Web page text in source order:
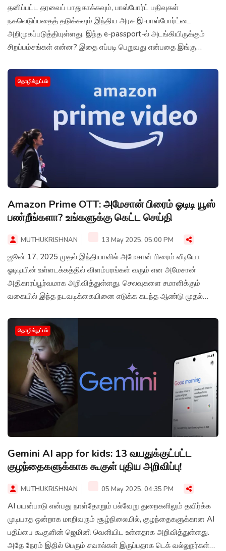
தனிப்பட்ட தரவைப் பாதுகாக்கவும், பாஸ்போர்ட் பதிவுகள்
நகலெடுப்பதைத் தடுக்கவும் இந்திய அரசு இ-பாஸ்போர்ட்டை
அறிமுகப்படுத்தியுள்ளது. இந்த e-passport-ல் அடங்கியிருக்கும்
சிறப்பம்சங்கள் என்ன? இதை எப்படி பெறுவது என்பதை இங்கு
தொழில்நுட்பம்
Amazon Prime OTT: அமேசான் பிரைம் ஓடிடி யூஸ்
பண்றீங்களா? உங்களுக்கு கெட்ட செய்தி
MUTHUKRISHNAN 13 May 2025, 05:00 PM
ஜூன் 17, 2025 முதல் இந்தியாவில் அமேசான் பிரைம் வீடியோ
ஓடிடியின் உள்ளடக்கத்தில் விளம்பரங்கள் வரும் என அமேசான்
அதிகாரப்பூர்வமாக அறிவித்துள்ளது. செலவுகளை சமாளிக்கும்
வகையில் இந்த நடவடிக்கையினை எடுக்க கடந்த ஆண்டு முதல்
தொழில்நுட்பம்
Gemini AI app for kids: 13 வயதுக்குட்பட்ட
குழந்தைகளுக்காக கூகுள் புதிய அறிவிப்பு!
MUTHUKRISHNAN 05 May 2025, 04:35 PM
AI பயன்பாடு என்பது நாள்தோறும் பல்வேறு துறைகளிலும் தவிர்க்க
முடியாத ஒன்றாக மாறிவரும் சூழ்நிலையில், குழந்தைகளுக்கான AI
பதிப்பை கூகுளின் ஜெமினி வெளியிட உள்ளதாக அறிவித்துள்ளது.
அதே நேரம் இதில் பெரும் சவால்கள் இருப்பதாக டெக் வல்லுநர்கள்